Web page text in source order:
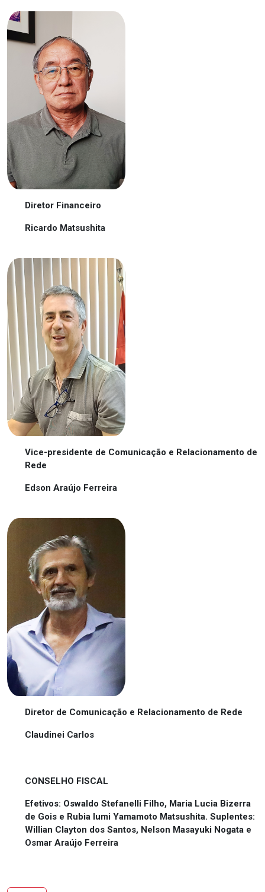
Diretor Financeiro
Ricardo Matsushita
Vice-presidente de Comunicação e Relacionamento de
Rede
Edson Araújo Ferreira
Diretor de Comunicação e Relacionamento de Rede
Claudinei Carlos
CONSELHO FISCAL
Efetivos: Oswaldo Stefanelli Filho, Maria Lucia Bizerra
de Gois e Rubia Iumi Yamamoto Matsushita. Suplentes:
Willian Clayton dos Santos, Nelson Masayuki Nogata e
Osmar Araújo Ferreira